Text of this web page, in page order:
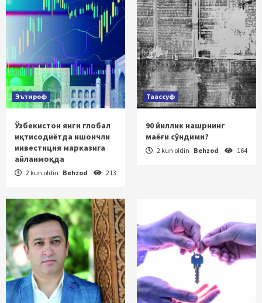
Эътироф
Ўзбекистон янги глобал
иқтисодиётда ишончли
инвестиция марказига
айланмоқда
2 kun oldin Behzod 213
Таассуф
90 йиллик нашрнинг
маёғи сўндими?
2 kun oldin Behzod 164